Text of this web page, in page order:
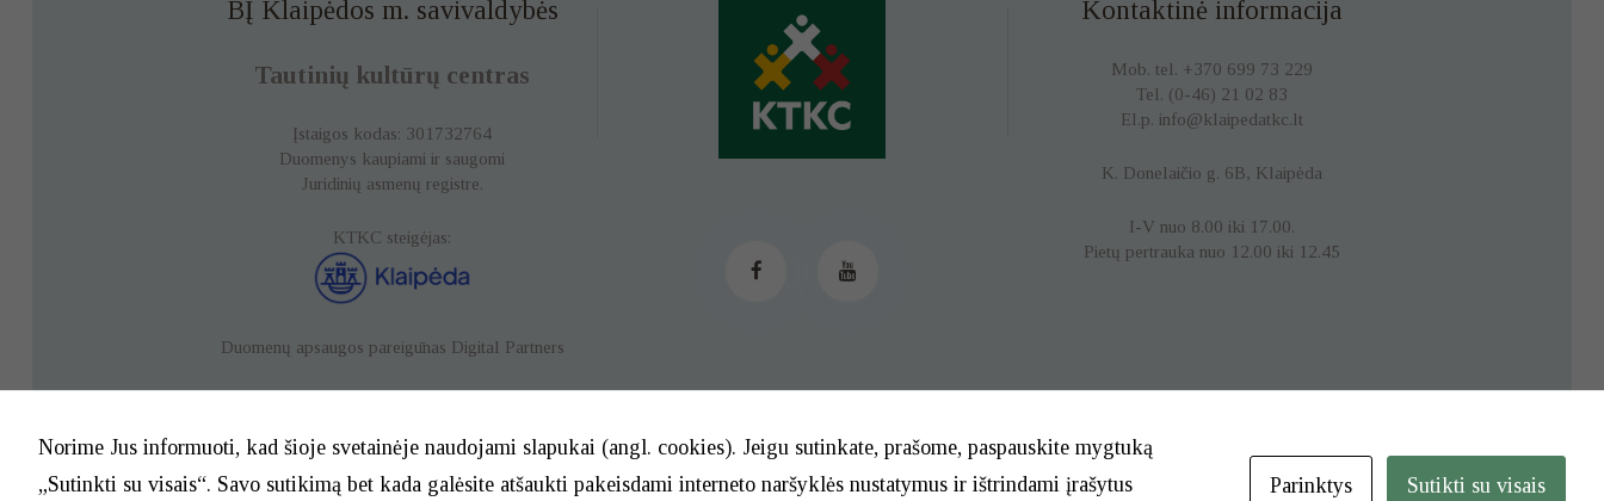
BĮ Klaipėdos m. savivaldybės
Tautinių kultūrų centras
Įstaigos kodas: 301732764
Duomenys kaupiami ir saugomi
Juridinių asmenų registre.
KTKC steigėjas:
Duomenų apsaugos pareigūnas Digital Partners
Kontaktinė informacija
Mob. tel. +370 699 73 229
Tel. (0-46) 21 02 83
El.p. info@klaipedatkc.lt
K. Donelaičio g. 6B, Klaipėda
I-V nuo 8.00 iki 17.00.
Pietų pertrauka nuo 12.00 iki 12.45
© 2026. BĮ Klaipėdos m. savivaldybės Tautinių kultūrų centras
Norime Jus informuoti, kad šioje svetainėje naudojami slapukai (angl. cookies). Jeigu sutinkate, prašome, paspauskite mygtuką
„Sutinkti su visais“. Savo sutikimą bet kada galėsite atšaukti pakeisdami interneto naršyklės nustatymus ir ištrindami įrašytus
Parinktys
Sutikti su visais